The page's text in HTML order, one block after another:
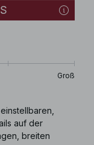
Groß
auf der
breiten